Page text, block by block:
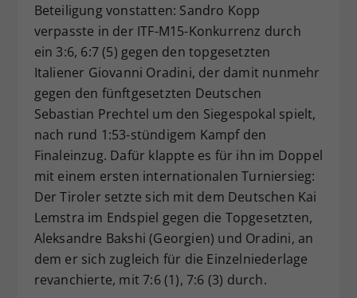
Beteiligung vonstatten: Sandro Kopp
verpasste in der ITF-M15-Konkurrenz durch
ein 3:6, 6:7 (5) gegen den topgesetzten
Italiener Giovanni Oradini, der damit nunmehr
gegen den fünftgesetzten Deutschen
Sebastian Prechtel um den Siegespokal spielt,
nach rund 1:53-stündigem Kampf den
Finaleinzug. Dafür klappte es für ihn im Doppel
mit einem ersten internationalen Turniersieg:
Der Tiroler setzte sich mit dem Deutschen Kai
Lemstra im Endspiel gegen die Topgesetzten,
Aleksandre Bakshi (Georgien) und Oradini, an
dem er sich zugleich für die Einzelniederlage
revanchierte, mit 7:6 (1), 7:6 (3) durch.